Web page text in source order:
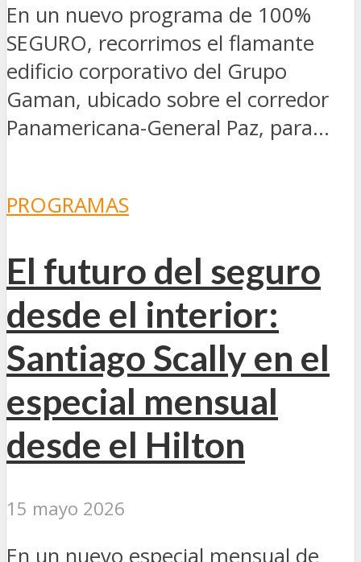
En un nuevo programa de 100%
SEGURO, recorrimos el flamante
edificio corporativo del Grupo
Gaman, ubicado sobre el corredor
Panamericana-General Paz, para...
PROGRAMAS
El futuro del seguro
desde el interior:
Santiago Scally en el
especial mensual
desde el Hilton
15 mayo 2026
En un nuevo especial mensual de